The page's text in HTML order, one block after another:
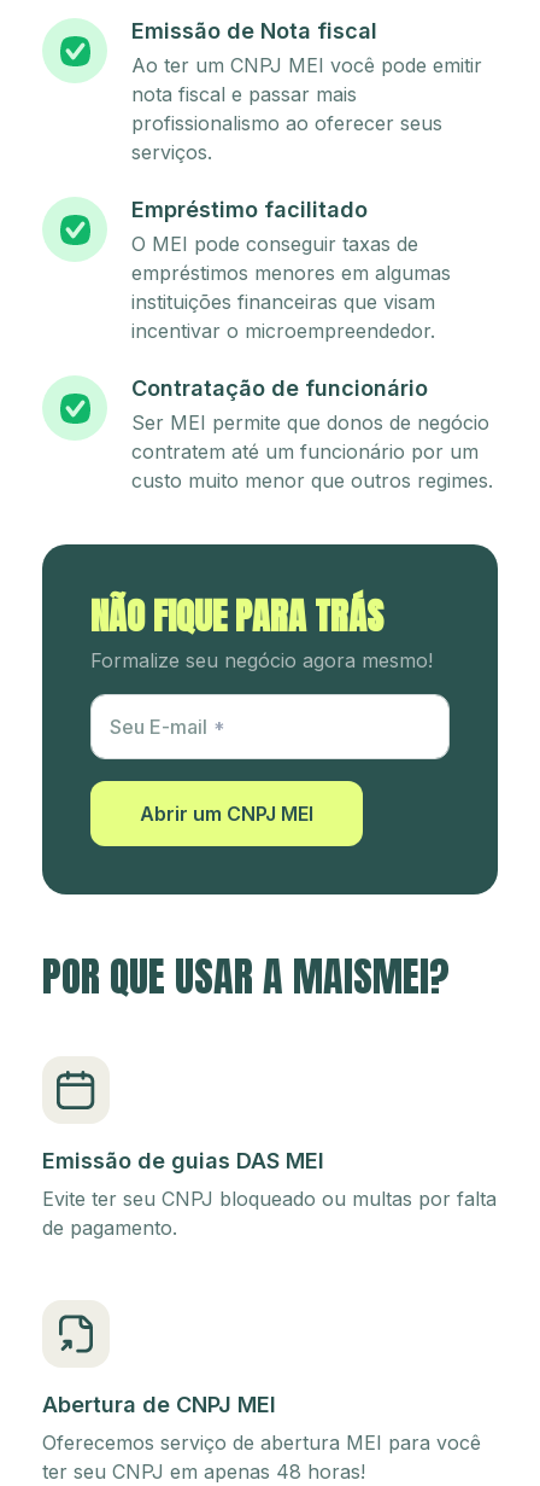
Emissão de Nota fiscal
Ao ter um CNPJ MEI você pode emitir
nota fiscal e passar mais
profissionalismo ao oferecer seus
serviços.
Empréstimo facilitado
O MEI pode conseguir taxas de
empréstimos menores em algumas
instituições financeiras que visam
incentivar o microempreendedor.
Contratação de funcionário
Ser MEI permite que donos de negócio
contratem até um funcionário por um
custo muito menor que outros regimes.
NÃO FIQUE PARA TRÁS
Formalize seu negócio agora mesmo!
Utm Content
Seu E-mail
Abrir um CNPJ MEI
POR QUE USAR A MAISMEI?
Emissão de guias DAS MEI
Evite ter seu CNPJ bloqueado ou multas por falta
de pagamento.
Abertura de CNPJ MEI
Oferecemos serviço de abertura MEI para você
ter seu CNPJ em apenas 48 horas!